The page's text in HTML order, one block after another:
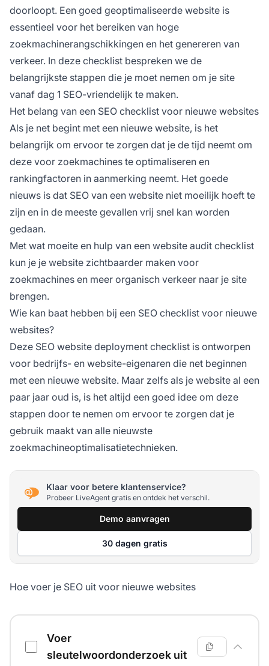
doorloopt. Een goed geoptimaliseerde website is
essentieel voor het bereiken van hoge
zoekmachinerangschikkingen en het genereren van
verkeer. In deze checklist bespreken we de
belangrijkste stappen die je moet nemen om je site
vanaf dag 1 SEO-vriendelijk te maken.
Het belang van een SEO checklist voor nieuwe websites
Als je net begint met een nieuwe website, is het
belangrijk om ervoor te zorgen dat je de tijd neemt om
deze voor zoekmachines te optimaliseren en
rankingfactoren in aanmerking neemt. Het goede
nieuws is dat SEO van een website niet moeilijk hoeft te
zijn en in de meeste gevallen vrij snel kan worden
gedaan.
Met wat moeite en hulp van een website audit checklist
kun je je website zichtbaarder maken voor
zoekmachines en meer organisch verkeer naar je site
brengen.
Wie kan baat hebben bij een SEO checklist voor nieuwe
websites?
Deze SEO website deployment checklist is ontworpen
voor bedrijfs- en website-eigenaren die net beginnen
met een nieuwe website. Maar zelfs als je website al een
paar jaar oud is, is het altijd een goed idee om deze
stappen door te nemen om ervoor te zorgen dat je
gebruik maakt van alle nieuwste
zoekmachineoptimalisatietechnieken.
Klaar voor betere klantenservice?
Probeer LiveAgent gratis en ontdek het verschil.
Demo aanvragen
30 dagen gratis
Hoe voer je SEO uit voor nieuwe websites
SEO checklist voor nieuwe websites
Voer
sleutelwoordonderzoek uit